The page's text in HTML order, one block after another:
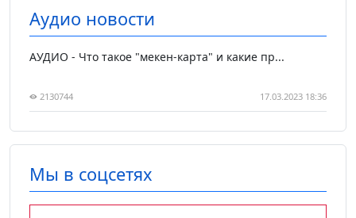
Аудио новости
АУДИО - Что такое "мекен-карта" и какие пр...
2130744 17.03.2023 18:36
Мы в соцсетях